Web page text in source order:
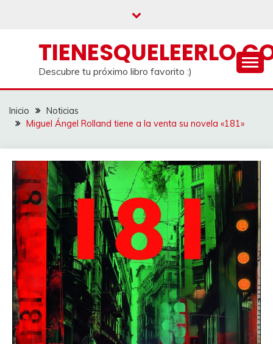
Descubre tu próximo libro favorito :)
Inicio
Noticias
Miguel Ángel Rolland tiene a la venta su novela «181»